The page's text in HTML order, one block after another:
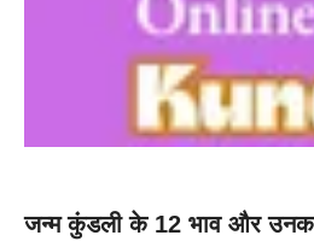
जन्म कुंडली के 12 भाव और